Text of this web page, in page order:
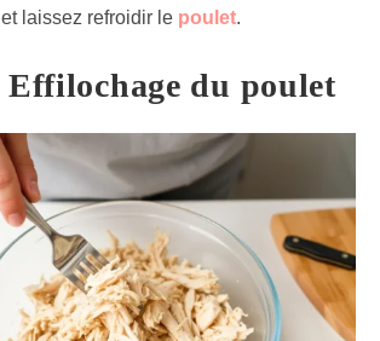
laissez refroidir le poulet.
Effilochage du poulet